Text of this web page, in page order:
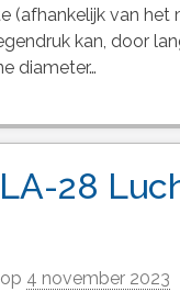
(afhankelijk van het
kan, door
diameter…
28
4 november 2023